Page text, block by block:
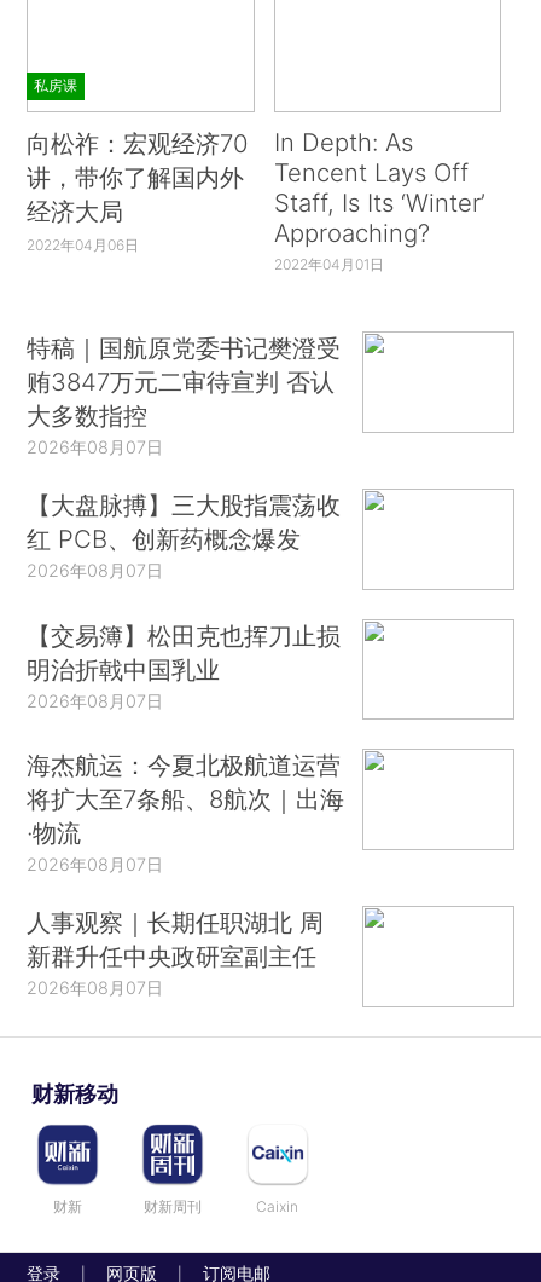
私房课
向松祚：宏观经济70
讲，带你了解国内外
经济大局
2022年04月06日
In Depth: As
Tencent Lays Off
Staff, Is Its ‘Winter’
Approaching?
2022年04月01日
特稿｜国航原党委书记樊澄受
贿3847万元二审待宣判 否认
大多数指控
2026年08月07日
【大盘脉搏】三大股指震荡收
红 PCB、创新药概念爆发
2026年08月07日
【交易簿】松田克也挥刀止损
明治折戟中国乳业
2026年08月07日
海杰航运：今夏北极航道运营
将扩大至7条船、8航次｜出海
·物流
2026年08月07日
人事观察｜长期任职湖北 周
新群升任中央政研室副主任
2026年08月07日
财新移动
财新 财新周刊 Caixin
登录 网页版 订阅电邮